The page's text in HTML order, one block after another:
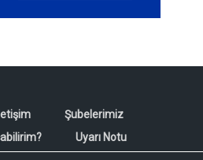
Şubelerimiz
Uyarı Notu